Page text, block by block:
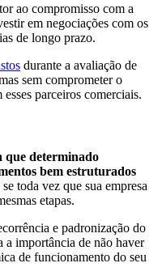
ao compromisso com a
em negociações com os
de longo prazo.
durante a avaliação de
sem comprometer o
parceiros comerciais.
que determinado
bem estruturados
toda vez que sua empresa
etapas.
e padronização do
a importância de não haver
de funcionamento do seu